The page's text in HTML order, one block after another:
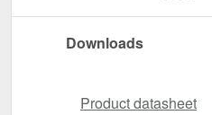
Downloads
Product datasheet